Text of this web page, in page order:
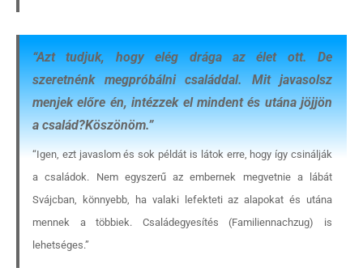
“Azt tudjuk, hogy elég drága az élet ott. De
szeretnénk megpróbálni családdal. Mit javasolsz
menjek előre én, intézzek el mindent és utána jöjjön
a család?Köszönöm.”
“Igen, ezt javaslom és sok példát is látok erre, hogy így csinálják
a családok. Nem egyszerű az embernek megvetnie a lábát
Svájcban, könnyebb, ha valaki lefekteti az alapokat és utána
mennek a többiek. Családegyesítés (Familiennachzug) is
lehetséges.”